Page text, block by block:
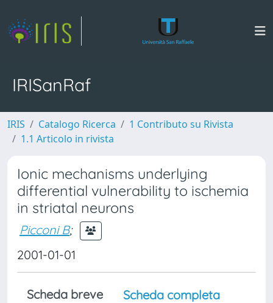
IRISanRaf
IRIS Catalogo Ricerca
1 Contributo su Rivista
1.1 Articolo in rivista
Ionic mechanisms underlying
differential vulnerability to ischemia
in striatal neurons
Picconi B;
2001-01-01
Scheda breve
Scheda completa